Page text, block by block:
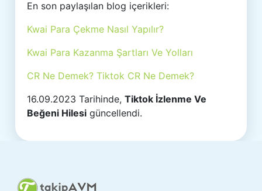
En son paylaşılan blog içerikleri:
Kwai Para Çekme Nasıl Yapılır?
Kwai Para Kazanma Şartları Ve Yolları
CR Ne Demek? Tiktok CR Ne Demek?
16.09.2023 Tarihinde,Tiktok İzlenme Ve
Beğeni Hilesi güncellendi.